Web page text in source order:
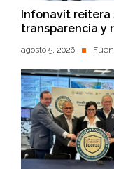
Infonavit reitera
transparencia y
agosto 5, 2026